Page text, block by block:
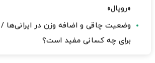
«رویال»
وضعیت چاقی و اضافه وزن در ایرانی‌ها
برای چه کسانی مفید است؟